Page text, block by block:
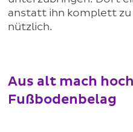
anstatt ihn komplett
nützlich.
Aus alt mach
Fußbodenbelag